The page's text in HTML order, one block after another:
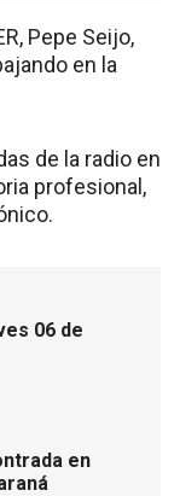
Pepe Seijo,
en la
de la radio en
profesional,
06 de
en